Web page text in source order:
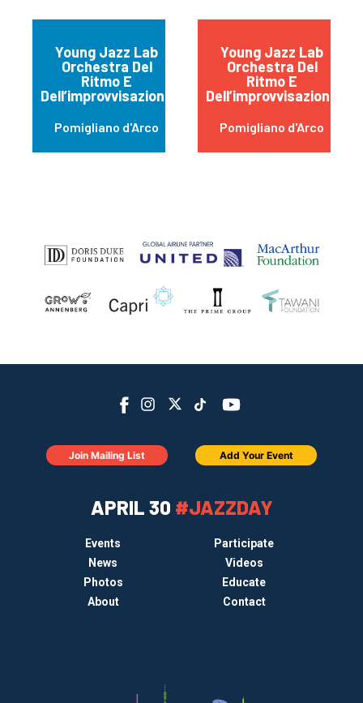
Young Jazz Lab
Orchestra Del
Ritmo E
Dell’improvvisazione
Pomigliano d'Arco
Young Jazz Lab
Orchestra Del
Ritmo E
Dell’improvvisazione
Pomigliano d'Arco
APRIL 30 #JAZZDAY
Events
Participate
News
Videos
Photos
Educate
About
Contact
Join Mailing List Add Your Event